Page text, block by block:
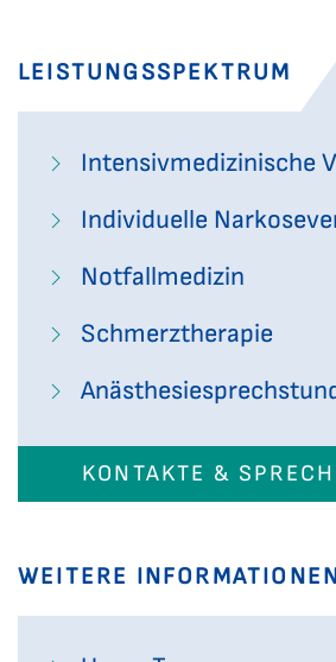
LEISTUNGSSPEKTRUM
Intensivmedizinische
Individuelle
Notfallmedizin
Schmerztherapie
KONTAKTE &
WEITERE